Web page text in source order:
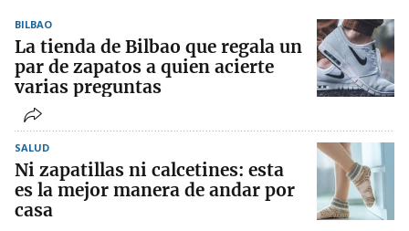
BILBAO
La tienda de Bilbao que regala un
par de zapatos a quien acierte
varias preguntas
SALUD
Ni zapatillas ni calcetines: esta
es la mejor manera de andar por
casa